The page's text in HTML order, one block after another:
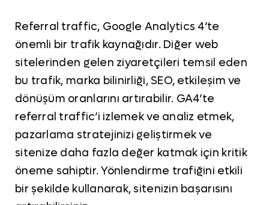
Referral traffic, Google Analytics 4’te
önemli bir trafik kaynağıdır. Diğer web
sitelerinden gelen ziyaretçileri temsil eden
bu trafik, marka bilinirliği, SEO, etkileşim ve
dönüşüm oranlarını artırabilir. GA4’te
referral traffic’i izlemek ve analiz etmek,
pazarlama stratejinizi geliştirmek ve
sitenize daha fazla değer katmak için kritik
öneme sahiptir. Yönlendirme trafiğini etkili
bir şekilde kullanarak, sitenizin başarısını